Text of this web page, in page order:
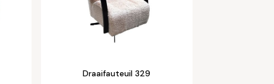
Draaifauteuil 329